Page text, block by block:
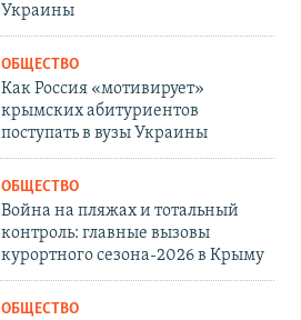
Украины
ОБЩЕСТВО
Как Россия «мотивирует»
крымских абитуриентов
поступать в вузы Украины
ОБЩЕСТВО
Война на пляжах и тотальный
контроль: главные вызовы
курортного сезона-2026 в Крыму
ОБЩЕСТВО